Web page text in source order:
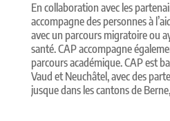
En collaboration avec les
accompagne des personnes à
avec un parcours migratoire ou
santé. CAP accompagne
parcours académique.CAP est
Vaud et Neuchâtel, avec des
jusque dans les cantons de